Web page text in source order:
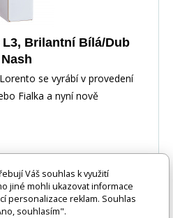
L3, Brilantní Bílá/Dub
Nash
se vyrábí v provedení
Fialka a nyní nově
DO KOŠÍKU
Váš souhlas k využití
jiné mohli ukazovat informace
personalizace reklam. Souhlas
souhlasím".